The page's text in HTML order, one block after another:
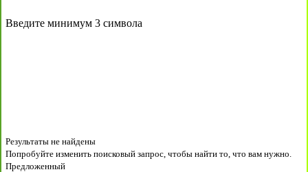
Введите минимум 3 символа
Результаты не найдены
Попробуйте изменить поисковый запрос, чтобы найти то, что вам нужно.
Предложенный